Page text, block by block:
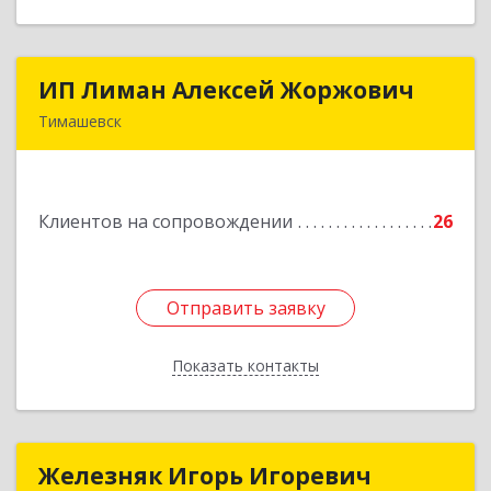
ИП Лиман Алексей Жоржович
Тимашевск
Клиентов на сопровождении 26
Отправить заявку
Показать контакты
ИП Лиман Алексей Жоржович
Подробнее
Отправить заявку
Назад
Железняк Игорь Игоревич
Железняк Игорь Игоревич